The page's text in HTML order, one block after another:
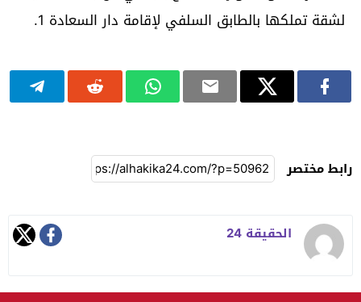
لشقة تملكها بالطابق السلفي لإقامة دار السعادة 1.
رابط مختصر
الحقيقة 24